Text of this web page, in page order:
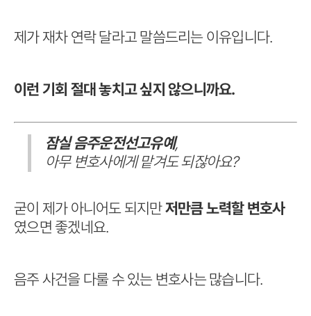
제가 재차 연락 달라고 말씀드리는 이유입니다.
이런 기회 절대 놓치고 싶지 않으니까요.
잠실 음주운전선고유예,
아무 변호사에게 맡겨도 되잖아요?
굳이 제가 아니어도 되지만저만큼 노력할 변호사
였으면 좋겠네요.
음주 사건을 다룰 수 있는 변호사는 많습니다.